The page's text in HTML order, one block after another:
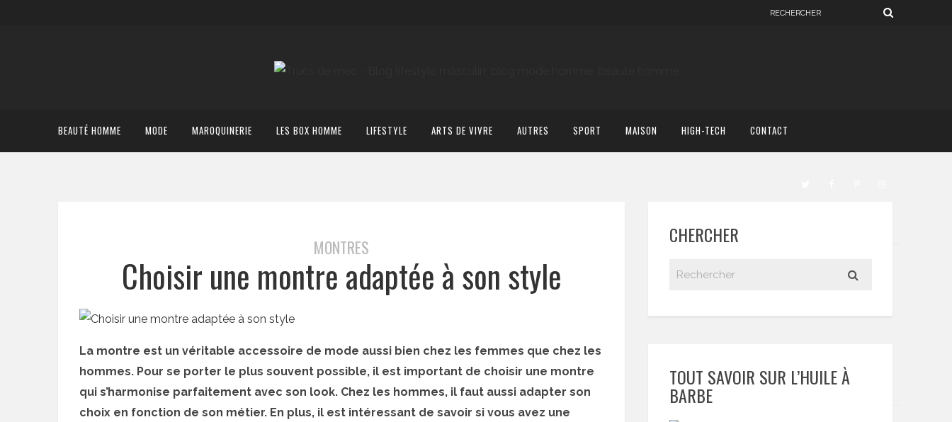
BEAUTÉ HOMME MODE MAROQUINERIE LES BOX HOMME LIFESTYLE ARTS DE VIVRE AUTRES SPORT MAISON HIGH-TECH CONTACT
MONTRES
Choisir une montre adaptée à son style
La montre est un véritable accessoire de mode aussi bien chez les femmes que chez les
hommes. Pour se porter le plus souvent possible, il est important de choisir une montre
qui s’harmonise parfaitement avec son look. Chez les hommes, il faut aussi adapter son
choix en fonction de son métier. En plus, il est intéressant de savoir si vous avez une
CHERCHER
TOUT SAVOIR SUR L’HUILE À
BARBE